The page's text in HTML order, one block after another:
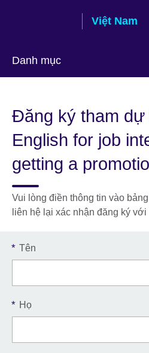
Việt Nam
Danh mục
language
Đăng ký tham dự
English for job
getting a
Vui lòng điền thông tin vào
liên hệ lại xác nhận đăng ký với
* Tên
* Họ